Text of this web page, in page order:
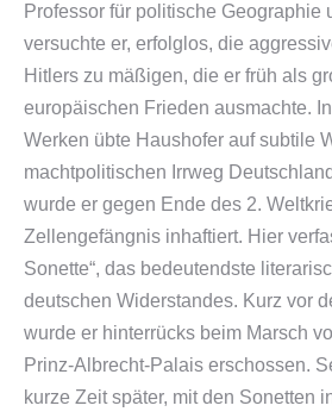
Professor für politische Geographie
versuchte er, erfolglos, die
Hitlers zu mäßigen, die er früh als
europäischen Frieden ausmachte.
Werken übte Haushofer auf subtile
machtpolitischen Irrweg
wurde er gegen Ende des 2.
Zellengefängnis inhaftiert. Hier
Sonette“, das bedeutendste
deutschen Widerstandes. Kurz vor
wurde er hinterrücks beim Marsch
Prinz-Albrecht-Palais erschossen.
kurze Zeit später, mit den Sonetten